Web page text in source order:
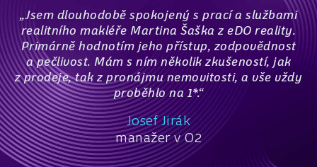
„Jsem dlouhodobě spokojený s prací a službami
realitního makléře Martina Šaška z eDO reality.
Primárně hodnotím jeho přístup, zodpovědnost
a pečlivost. Mám s ním několik zkušeností, jak
z prodeje, tak z pronájmu nemovitosti, a vše vždy
proběhlo na 1*.“
Josef Jirák
manažer v O2